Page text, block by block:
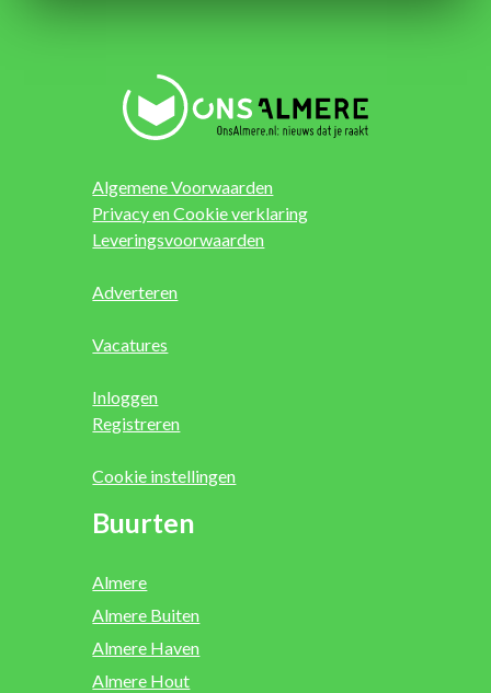
Algemene Voorwaarden
Privacy en Cookie verklaring
Leveringsvoorwaarden
Adverteren
Vacatures
Inloggen
Registreren
Cookie instellingen
Buurten
Almere
Almere Buiten
Almere Haven
Almere Hout